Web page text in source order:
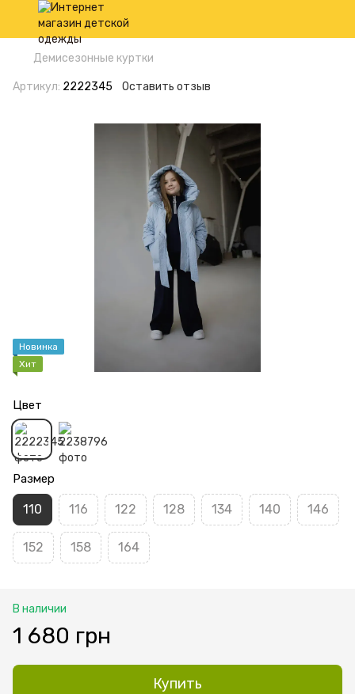
Демисезонные куртки
Артикул: 2222345 Оставить отзыв
Новинка
Хит
Цвет
Размер
110 116 122 128 134 140 146
152 158 164
В наличии
1 680 грн
Купить